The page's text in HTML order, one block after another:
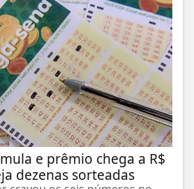
e prêmio chega a R$
dezenas sorteadas